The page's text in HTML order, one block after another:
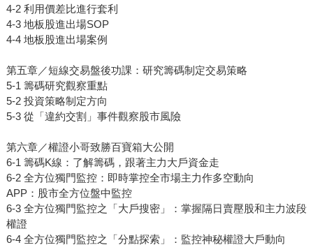
4-2 利用價差比進行套利
4-3 地板股進出場SOP
4-4 地板股進出場案例
第五章／短線交易盤後功課：研究籌碼制定交易策略
5-1 籌碼研究觀察重點
5-2 投資策略制定方向
5-3 從「違約交割」事件觀察股市風險
第六章／權證小哥致勝百寶箱大公開
6-1 籌碼K線：了解籌碼，跟著主力大戶資金走
6-2 全方位獨門監控：即時掌控全市場主力作多空動向
APP：股市全方位盤中監控
6-3 全方位獨門監控之「大戶搜密」：掌握隔日賣壓股和主力波段
權證
6-4 全方位獨門監控之「分點探索」：監控神秘權證大戶動向